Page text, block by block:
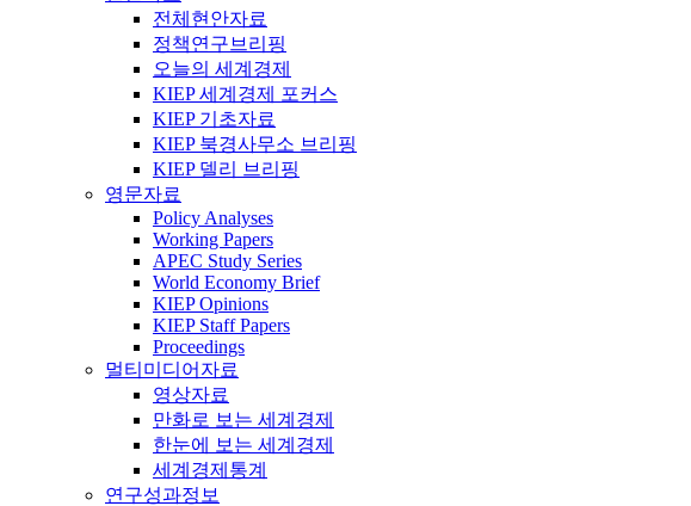
전체현안자료
정책연구브리핑
오늘의 세계경제
KIEP 세계경제 포커스
KIEP 기초자료
KIEP 북경사무소 브리핑
KIEP 델리 브리핑
영문자료
Policy Analyses
Working Papers
APEC Study Series
World Economy Brief
KIEP Opinions
KIEP Staff Papers
Proceedings
멀티미디어자료
영상자료
만화로 보는 세계경제
한눈에 보는 세계경제
세계경제통계
연구성과정보